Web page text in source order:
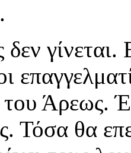
γίνεται.
του Άρεως.
Τόσα θα